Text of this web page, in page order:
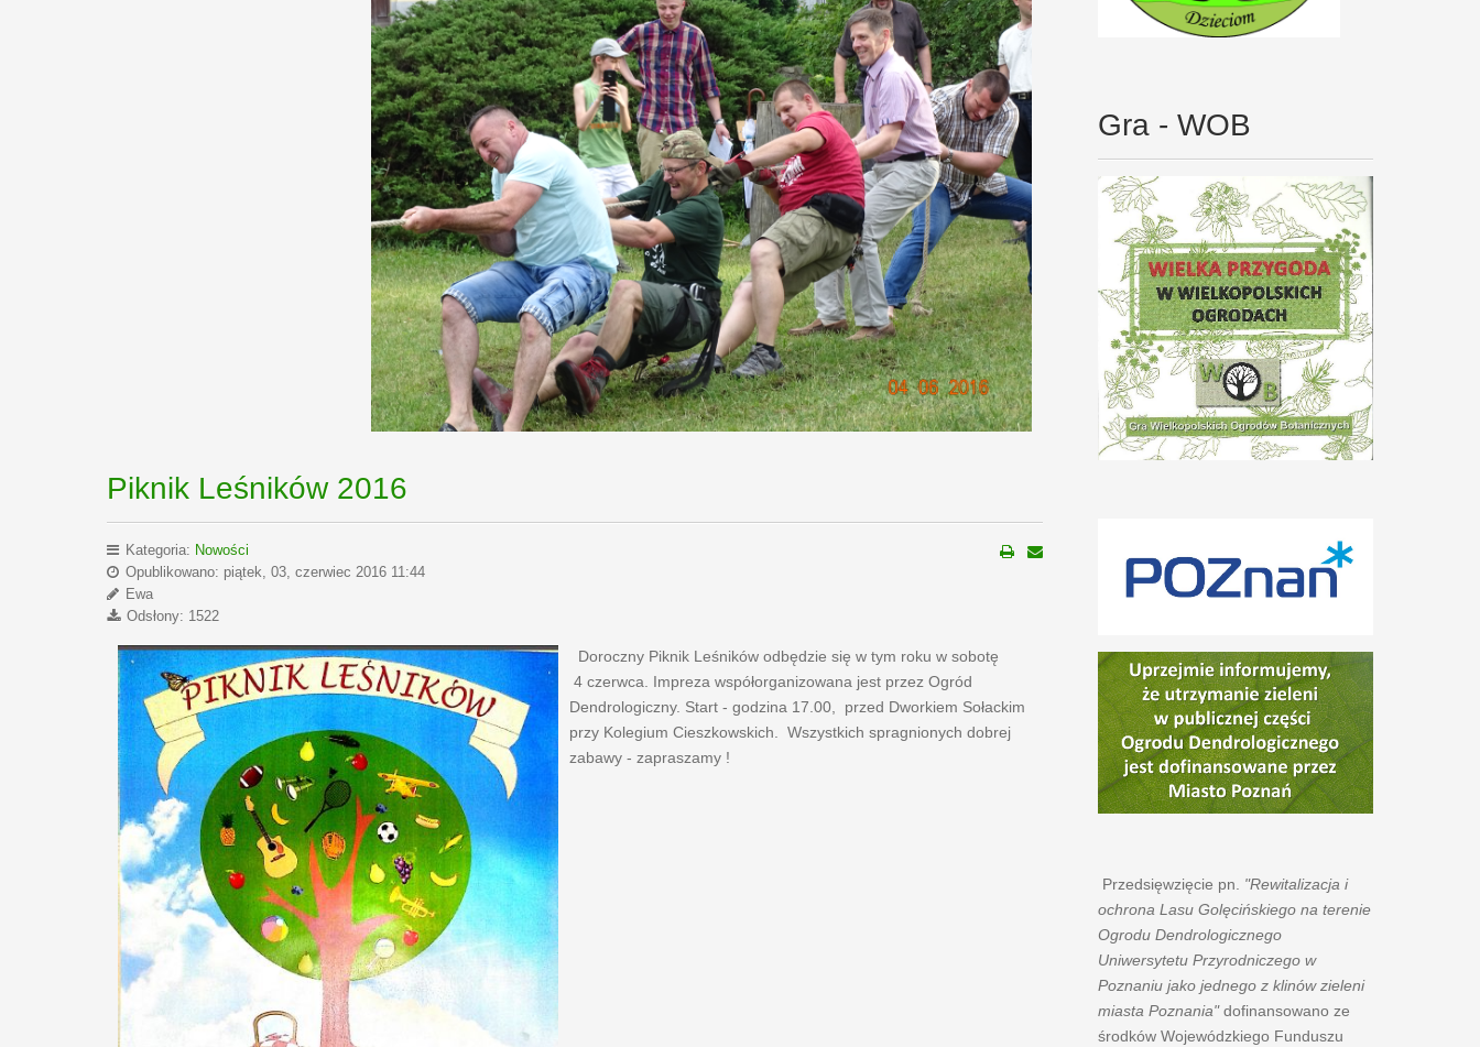
Piknik Leśników 2016
Kategoria: Nowości
Opublikowano: piątek, 03, czerwiec 2016 11:44
Ewa
Odsłony: 1522
Doroczny Piknik Leśników odbędzie się w tym roku w sobotę
4 czerwca . Impreza współorganizowana jest przez Ogród
Dendrologiczny. Start - godzina 17.00, przed Dworkiem Sołackim
przy Kolegium Cieszkowskich. Wszystkich spragnionych dobrej
zabawy - zapraszamy !
Gra - WOB
Przedsięwzięcie pn. "Rewitalizacja i
ochrona Lasu Golęcińskiego na terenie
Ogrodu Dendrologicznego
Uniwersytetu Przyrodniczego w
Poznaniu jako jednego z klinów zieleni
miasta Poznania"dofinansowano ze
środków Wojewódzkiego Funduszu